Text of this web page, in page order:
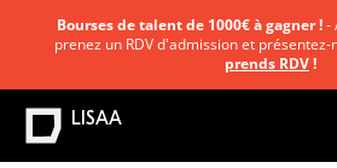
Bourses de talent de 1000€ à gagner !-
prenez un RDV d'admission et
prends RDV!
LISAA